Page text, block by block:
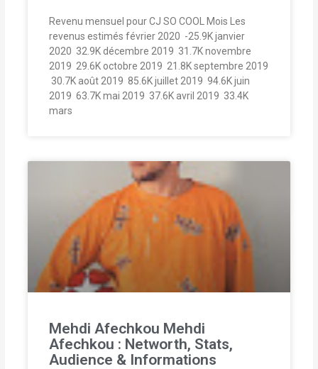
Revenu mensuel pour CJ SO COOL Mois Les
revenus estimés février 2020  -25.9K janvier
2020  32.9K décembre 2019  31.7K novembre
2019  29.6K octobre 2019  21.8K septembre 2019
 30.7K août 2019  85.6K juillet 2019  94.6K juin
2019  63.7K mai 2019  37.6K avril 2019  33.4K
mars
Mehdi Afechkou Mehdi
Afechkou : Networth, Stats,
Audience & Informations